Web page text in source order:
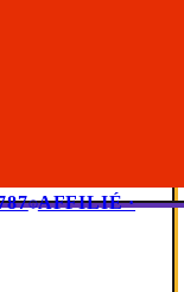
AFFILIÉ ·